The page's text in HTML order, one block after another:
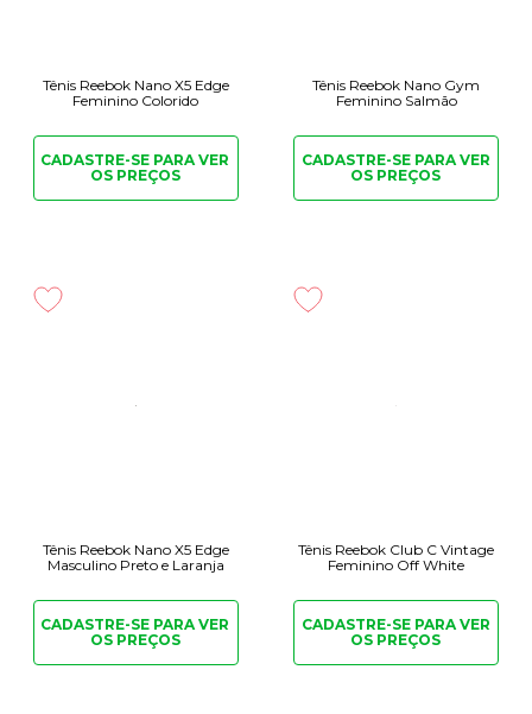
Tênis Reebok Nano X5 Edge
Feminino Colorido
CADASTRE-SE PARAVER
OS PREÇOS
Tênis Reebok Nano Gym
Feminino Salmão
CADASTRE-SE PARAVER
OS PREÇOS
Tênis Reebok Nano X5 Edge
Masculino Preto e Laranja
CADASTRE-SE PARAVER
OS PREÇOS
Tênis Reebok Club C Vintage
Feminino Off White
CADASTRE-SE PARAVER
OS PREÇOS